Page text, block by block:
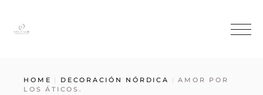
HOME DECORACIÓN NÓRDICA
AMOR POR
LOS ÁTICOS.